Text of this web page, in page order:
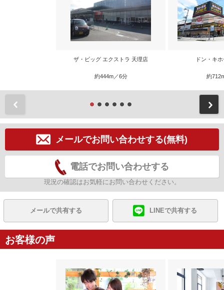
ザ・ビッグ エクストラ 天理店
約444m／6分
ドン・キ
約
メールでお問い合わせする(無料)
電話でお問い合わせする
現況の確認はお気軽にお問い合わせください。
メールで共有する LINEで共有する
お客様の声